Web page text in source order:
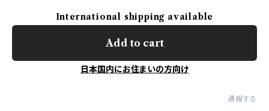
International shipping available
Add to cart
日本国内にお住まいの方向け
通報する